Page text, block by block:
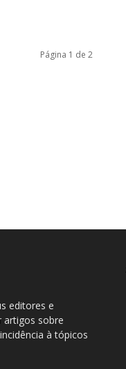
Página 1 de 2
editores e
artigos sobre
à tópicos